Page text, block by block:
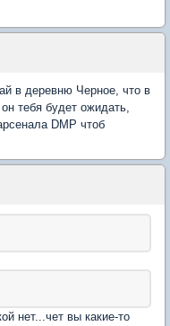
в деревню Черное, что в
тебя будет ожидать,
DMP чтоб
нет...чет вы какие-то